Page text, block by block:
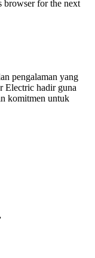
browser for the next
pengalaman yang
Electric hadir guna
komitmen untuk